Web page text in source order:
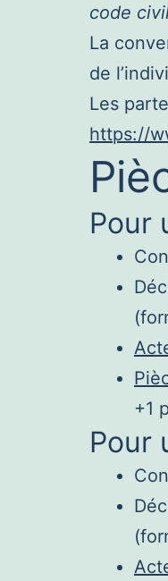
code
La
de
Les
https://
Pour
+1
Pour